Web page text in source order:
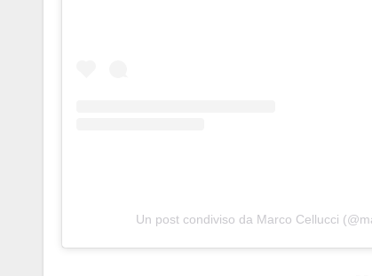
Un post condiviso da Marco Cellucci